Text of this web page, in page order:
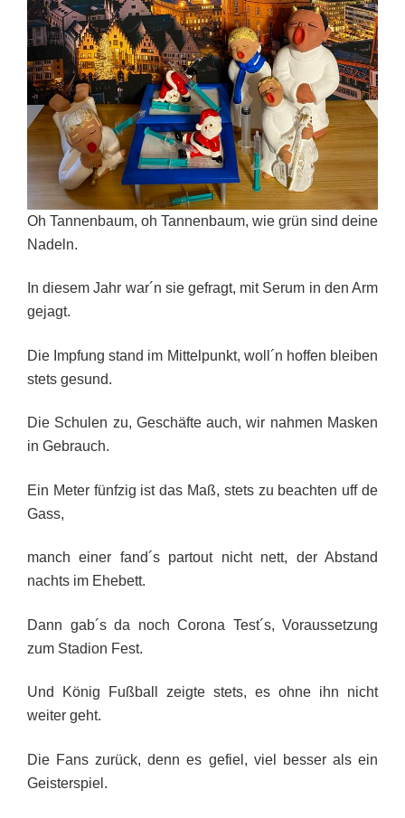
Oh Tannenbaum, oh Tannenbaum, wie grün sind deine
Nadeln.
In diesem Jahr war´n sie gefragt, mit Serum in den Arm
gejagt.
Die Impfung stand im Mittelpunkt, woll´n hoffen bleiben
stets gesund.
Die Schulen zu, Geschäfte auch, wir nahmen Masken
in Gebrauch.
Ein Meter fünfzig ist das Maß, stets zu beachten uff de
Gass,
manch einer fand´s partout nicht nett, der Abstand
nachts im Ehebett.
Dann gab´s da noch Corona Test´s, Voraussetzung
zum Stadion Fest.
Und König Fußball zeigte stets, es ohne ihn nicht
weiter geht.
Die Fans zurück, denn es gefiel, viel besser als ein
Geisterspiel.